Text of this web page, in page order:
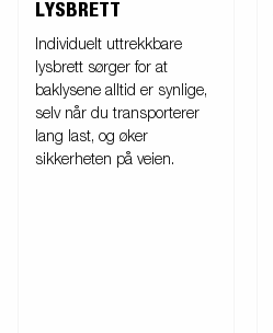
LYSBRETT
Individuelt uttrekkbare
lysbrett sørger for at
baklysene alltid er synlige,
selv når du transporterer
lang last, og øker
sikkerheten på veien.